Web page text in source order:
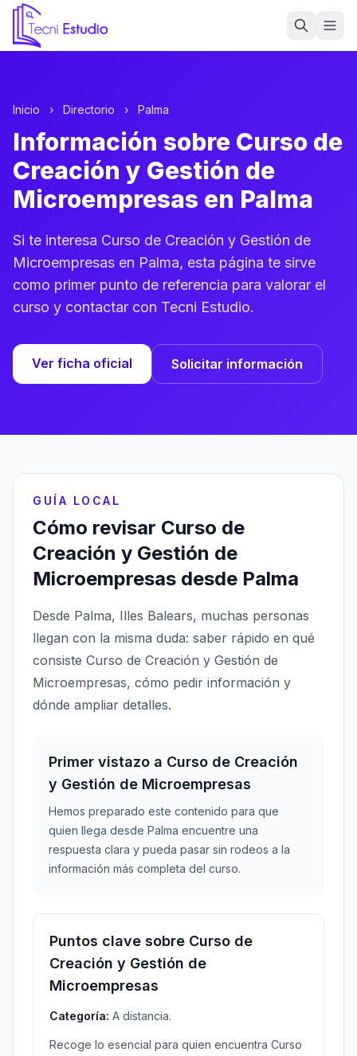
Ir a la página de inicio de Tecni Estudio
Inicio › Directorio › Palma
Información sobre Curso de
Creación y Gestión de
Microempresas en Palma
Si te interesa Curso de Creación y Gestión de
Microempresas en Palma, esta página te sirve
como primer punto de referencia para valorar el
curso y contactar con Tecni Estudio.
Ver ficha oficial Solicitar información
GUÍA LOCAL
Cómo revisar Curso de
Creación y Gestión de
Microempresas desde Palma
Desde Palma, Illes Balears, muchas personas
llegan con la misma duda: saber rápido en qué
consiste Curso de Creación y Gestión de
Microempresas, cómo pedir información y
dónde ampliar detalles.
Primer vistazo a Curso de Creación
y Gestión de Microempresas
Hemos preparado este contenido para que
quien llega desde Palma encuentre una
respuesta clara y pueda pasar sin rodeos a la
información más completa del curso.
Puntos clave sobre Curso de
Creación y Gestión de
Microempresas
Categoría: A distancia.
Recoge lo esencial para quien encuentra Curso